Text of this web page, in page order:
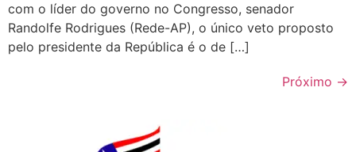
com o líder do governo no Congresso, senador
Randolfe Rodrigues (Rede-AP), o único veto proposto
pelo presidente da República é o de […]
Próximo →